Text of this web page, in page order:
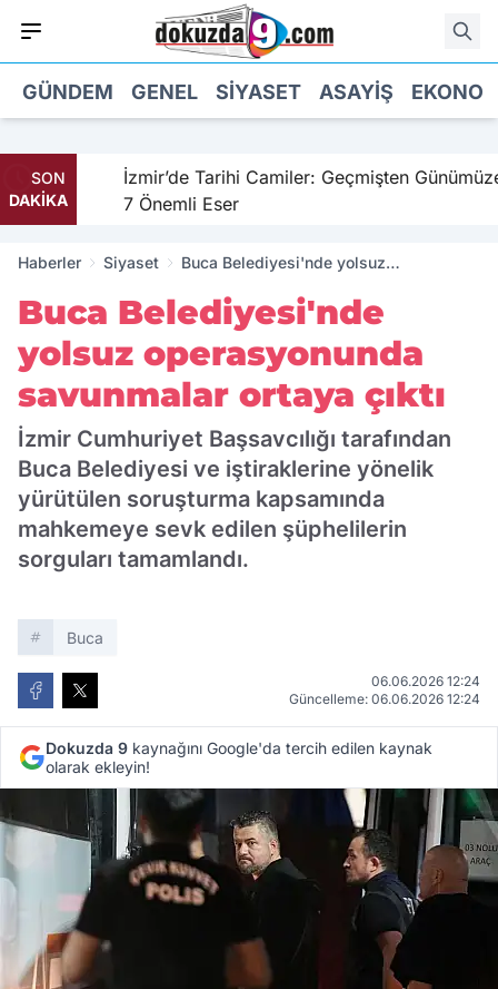
GÜNDEM GENEL SIYASET ASAYIŞ
SON
DAKİKA
İzmir’de Tarihi Camiler: Geçmişten Günümüze
7 Önemli Eser
Haberler Siyaset
Buca Belediyesi'nde yolsuz
Buca Belediyesi'nde
yolsuz operasyonunda
savunmalar ortaya çıktı
İzmir Cumhuriyet Başsavcılığı tarafından
Buca Belediyesi ve iştiraklerine yönelik
yürütülen soruşturma kapsamında
mahkemeye sevk edilen şüphelilerin
sorguları tamamlandı.
Buca
06.06.2026 12:24
Güncelleme: 06.06.2026 12:24
Dokuzda 9 kaynağını Google'da tercih edilen kaynak
olarak ekleyin!